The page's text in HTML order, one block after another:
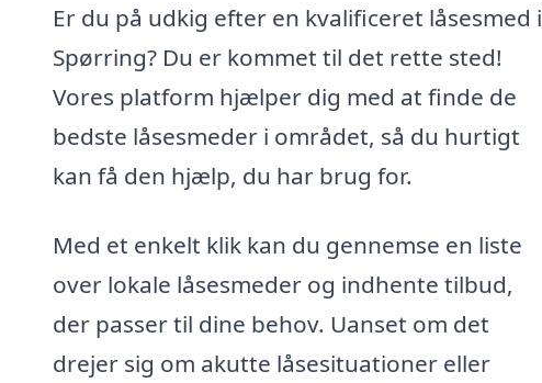
Er du på udkig efter en kvalificeret låsesmed i
Spørring? Du er kommet til det rette sted!
Vores platform hjælper dig med at finde de
bedste låsesmeder i området, så du hurtigt
kan få den hjælp, du har brug for.
Med et enkelt klik kan du gennemse en liste
over lokale låsesmeder og indhente tilbud,
der passer til dine behov. Uanset om det
drejer sig om akutte låsesituationer eller